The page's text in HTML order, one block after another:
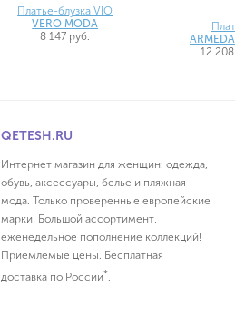
Платье-блузка VIO
VERO MODA
8 147 руб.
12
QETESH.RU
Интернет магазин для женщин: одежда,
обувь, аксессуары, белье и пляжная
мода. Только проверенные европейские
марки! Большой ассортимент,
еженедельное пополнение коллекций!
Приемлемые цены. Бесплатная
доставка по России*.